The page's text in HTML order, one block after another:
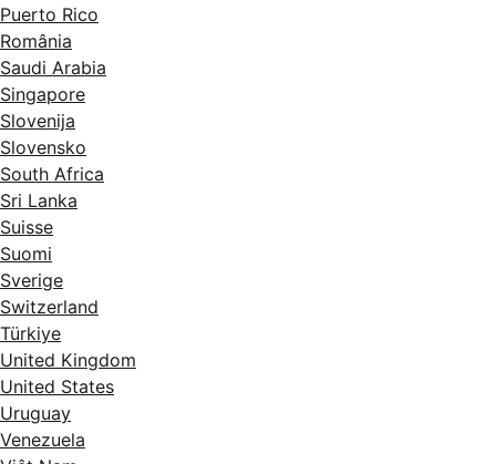
Puerto Rico
România
Saudi Arabia
Singapore
Slovenija
Slovensko
South Africa
Sri Lanka
Suisse
Suomi
Sverige
Switzerland
Türkiye
United Kingdom
United States
Uruguay
Venezuela